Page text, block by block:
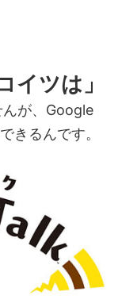
イツは」
んが、Google
きるんです。